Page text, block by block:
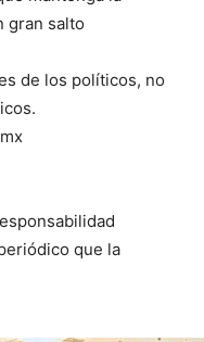
gran salto
de los políticos, no
que la